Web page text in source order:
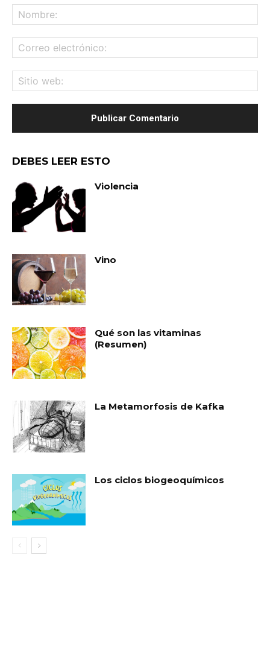
DEBES LEER ESTO
Violencia
Vino
Qué son las vitaminas
(Resumen)
La Metamorfosis de Kafka
Los ciclos biogeoquímicos